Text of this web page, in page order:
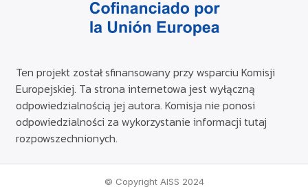
Ten projekt został sfinansowany przy wsparciu Komisji
Europejskiej. Ta strona internetowa jest wyłączną
odpowiedzialnością jej autora. Komisja nie ponosi
odpowiedzialności za wykorzystanie informacji tutaj
rozpowszechnionych.
© Copyright AISS 2024